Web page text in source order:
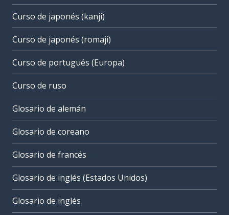
Curso de japonés (kanji)
Curso de japonés (romaji)
Curso de portugués (Europa)
Curso de ruso
Glosario de alemán
Glosario de coreano
Glosario de francés
Glosario de inglés (Estados Unidos)
Glosario de inglés